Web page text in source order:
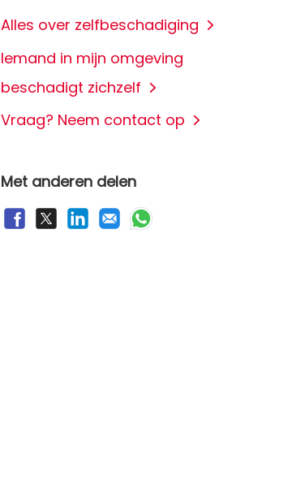
Alles over zelfbeschadiging
Iemand in mijn omgeving
beschadigt zichzelf
Vraag? Neem contact op
Met anderen delen